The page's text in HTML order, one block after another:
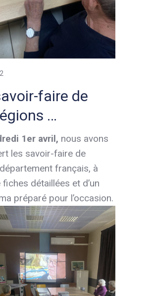
faire de
…
1er avril, nous avons
les savoir-faire de
français, à
fiches détaillées et d’un
préparé pour l’occasion.